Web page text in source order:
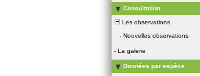
Consultation
Les observations
- Nouvelles observations
- La galerie
Données par espèce